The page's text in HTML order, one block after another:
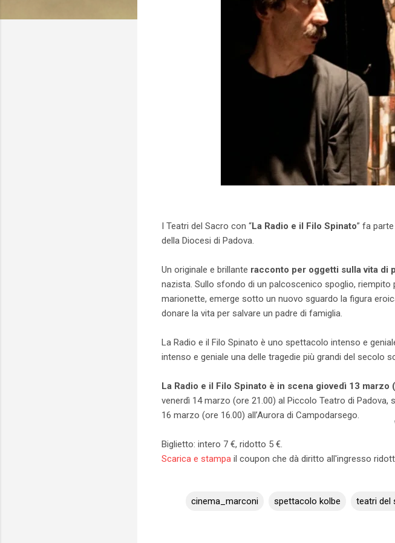
I Teatri del Sacro con “La Radio e il Filo Spinato” fa
della Diocesi di Padova.
Un originale e brillante racconto per oggetti sulla vita di
nazista. Sullo sfondo di un palcoscenico spoglio,
marionette, emerge sotto un nuovo sguardo la figura
donare la vita per salvare un padre di famiglia.
La Radio e il Filo Spinato è uno spettacolo intenso e
intenso e geniale una delle tragedie più grandi del secolo
La Radio e il Filo Spinato è in scena giovedì 13
venerdì 14 marzo (ore 21.00) al Piccolo Teatro di
16 marzo (ore 16.00) all’Aurora di Campodarsego.
Biglietto: intero 7 €, ridotto 5 €.
Scarica e stampa il coupon che dà diritto all'ingresso
cinema_marconi spettacolo kolbe teatri del